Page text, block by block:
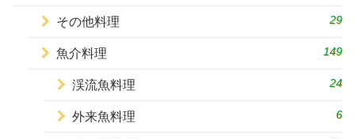
その他料理 29
魚介料理 149
渓流魚料理 24
外来魚料理 6